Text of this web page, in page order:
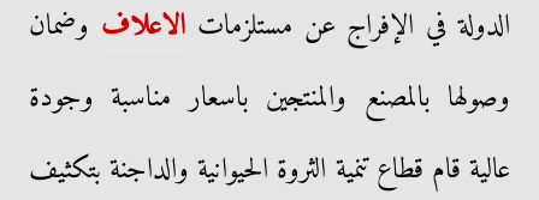
الدولة في الإفراج عن مستلزماتالاعلاف وضمان
وصولها بالمصنع والمنتجين باسعار مناسبة وجودة
عالية قام قطاع تنمية الثروة الحيوانية والداجنة بتكثيف